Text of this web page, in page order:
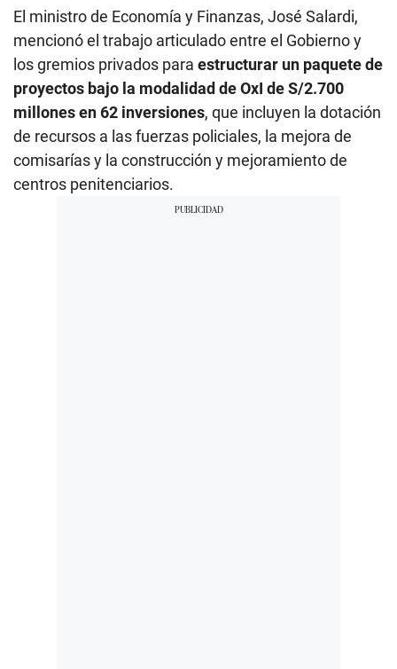
El ministro de Economía y Finanzas, José Salardi,
mencionó el trabajo articulado entre el Gobierno y
los gremios privados para estructurar un paquete de
proyectos bajo la modalidad de OxI de S/2.700
millones en 62 inversiones, que incluyen la dotación
de recursos a las fuerzas policiales, la mejora de
comisarías y la construcción y mejoramiento de
centros penitenciarios.